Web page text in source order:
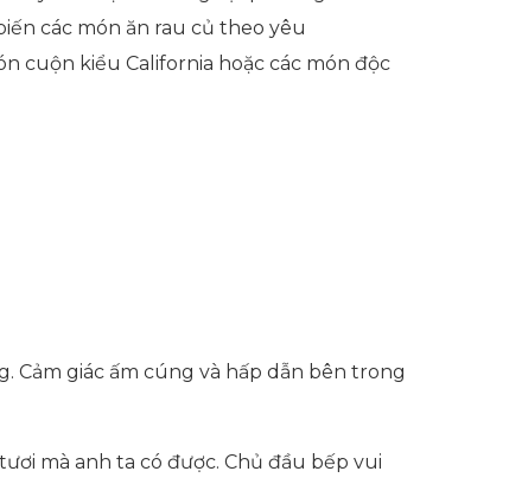
các món ăn rau củ theo yêu
cuộn kiểu California hoặc các món độc
Cảm giác ấm cúng và hấp dẫn bên trong
mà anh ta có được. Chủ đầu bếp vui